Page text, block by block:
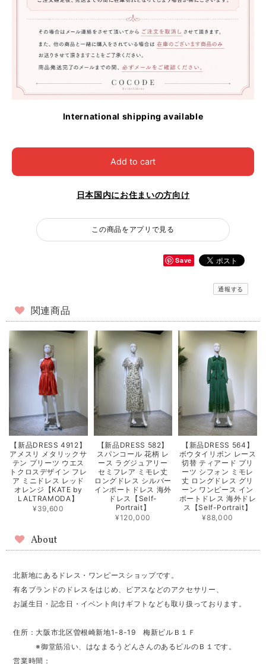
International shipping available
Add to cart
日本国内にお住まいの方向け
この商品をアプリで見る
Save
通報する
関連商品
【新品DRESS 4912】
アメスリ メタリックサ
テン プリーツ ウエス
トクロスデザイン フレ
ア ミニドレス レッド
オレンジ【KATE by
LALTRAMODA】
¥39,600
【新品DRESS 582】
スパンコール 花柄 レ
ース ラグジュアリー
セミフレア ミモレ丈
ロングドレス シルバー
インポートドレス 海外
ドレス【Self-
Portrait】
¥120,000
【新品DRESS 564】
ボウタイリボン レース
切替 ティアード プリ
ーツ シフォン ミモレ
丈 ロングドレス グリ
ーン ワンピース イン
ポートドレス 海外ドレ
ス【Self-Portrait】
¥88,000
About
北新地にあるドレス・ワンピースショップです。
有名ブランドのドレスをはじめ、ピアスなどのアクセサリー、
お誕生日・記念日・イベント向けギフトなども取り扱っております。
住所：大阪市北区曽根崎新地1-8-19 梅新ビルＢ１Ｆ
※御堂筋沿い、はなまるうどんさんのあるビルのＢ１です。
営業時間：